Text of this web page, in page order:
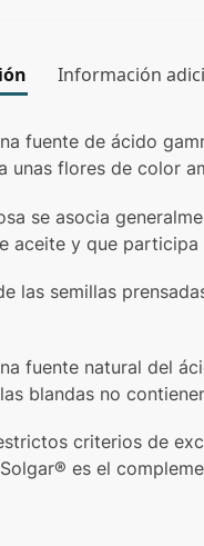
Información
fuente de ácido
flores de color
se asocia
aceite y que participa
las semillas
fuente natural del
blandas no
criterios de
es el